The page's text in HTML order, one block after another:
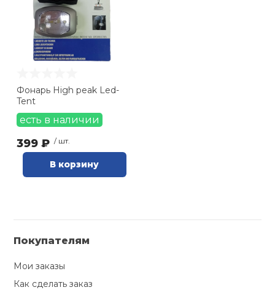
Фонарь High peak Led-
Tent
есть в наличии
399 ₽ / шт.
В корзину
Покупателям
Мои заказы
Как сделать заказ